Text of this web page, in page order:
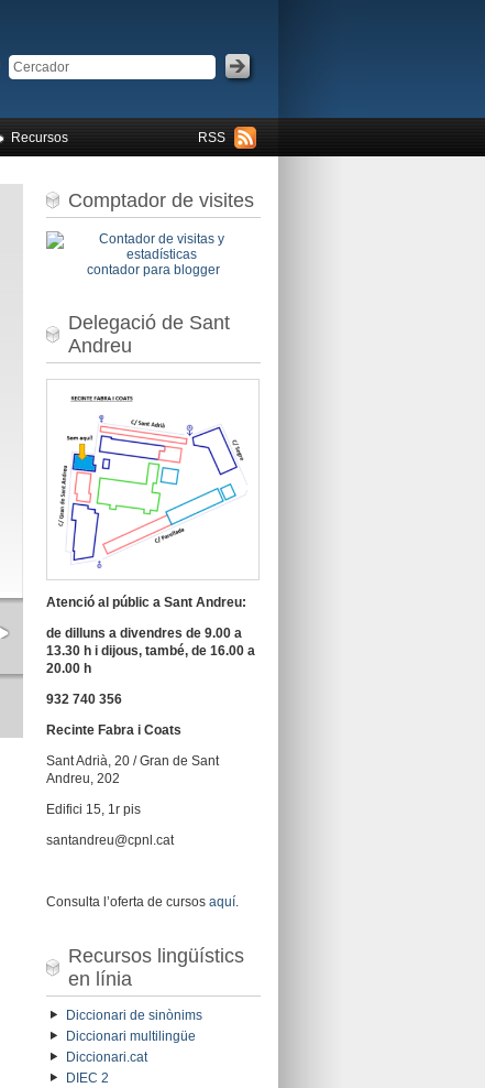
RSS
Recursos
Comptador de visites
contador para blogger
Delegació de Sant
Andreu
Atenció al públic a Sant Andreu:
de dilluns a divendres de 9.00 a
13.30 h i dijous, també, de 16.00 a
20.00 h
932 740 356
Recinte Fabra i Coats
Sant Adrià, 20 / Gran de Sant
Andreu, 202
Edifici 15, 1r pis
santandreu@cpnl.cat
Consulta l’oferta de cursos aquí.
Recursos lingüístics
en línia
Diccionari de sinònims
Diccionari multilingüe
Diccionari.cat
DIEC 2